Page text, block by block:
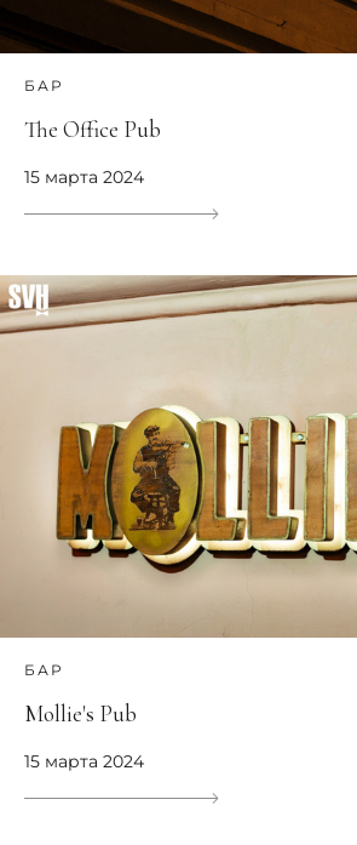
БАР
The Office Pub
15 марта 2024
БАР
Mollie's Pub
15 марта 2024